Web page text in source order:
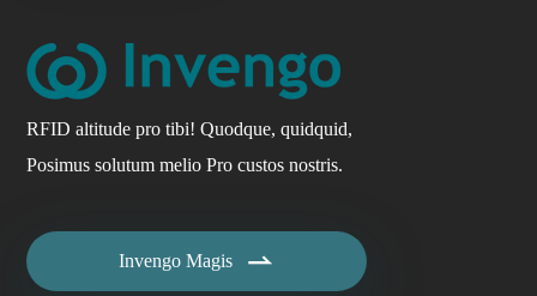
RFID altitude pro tibi! Quodque, quidquid,
Posimus solutum melio Pro custos nostris.
Invengo Magis 